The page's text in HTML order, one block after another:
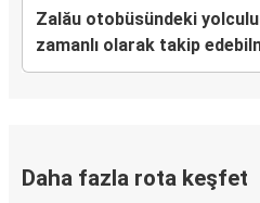
Zalău otobüsündeki
zamanlı olarak takip
Daha fazla rota keşfet